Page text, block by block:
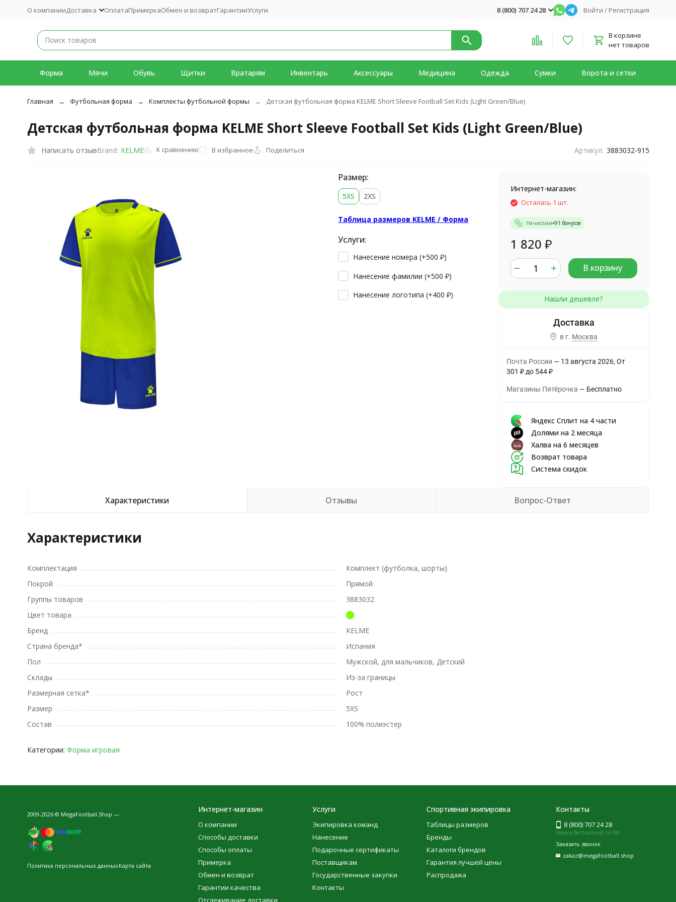
О компанииДоставка ОплатаПримеркаОбмен и возвратГарантииУслуги 8 (800) 707 24 28 Войти / Регистрация
В корзине
нет товаров
Форма Мячи Обувь Щитки Вратарям Инвентарь Аксессуары Медицина Одежда Сумки Ворота и сетки
Главная Футбольная форма Комплекты футбольной формы Детская футбольная форма KELME Short Sleeve Football Set Kids (Light Green/Blue)
Детская футбольная форма KELME Short Sleeve Football Set Kids (Light Green/Blue)
Написать отзывBrand: KELME К сравнению В избранное Поделиться Артикул: 3883032-915
Размер:
5XS 2XS
Таблица размеров KELME / Форма
Услуги:
Нанесение номера (+500 ₽)
Нанесение фамилии (+500 ₽)
Нанесение логотипа (+400 ₽)
Интернет-магазин:
Осталась 1 шт.
Начислим+91 бонусов
1 820 ₽
В корзину
в г. Москва
Почта России 13 августа 2026 От
301 ₽ до 544₽
Магазины Пятёрочка Бесплатно
Яндекс Сплит на 4 части
Долями на 2 месяца
Халва на 6 месяцев
Возврат товара
Система скидок
Характеристики Отзывы Вопрос-Ответ
Характеристики
Комплектация
Комплект (футболка, шорты)
Покрой
Прямой
Группы товаров
3883032
Цвет товара
Бренд
KELME
Страна бренда*
Испания
Пол
Мужской, для мальчиков, Детский
Склады
Из-за границы
Размерная сетка*
Рост
Размер
5XS
Состав
100% полиэстер
Категории: Форма игровая
2009-2026 © MegaFootball.Shop —
Политика персональных данныхКарта сайта
Интернет-магазин
О компании
Способы доставки
Способы оплаты
Примерка
Обмен и возврат
Гарантии качества
Отслеживание доставки
Услуги
Экипировка команд
Нанесение
Подарочные сертификаты
Поставщикам
Государственные закупки
Контакты
Спортивная экипировка
Таблицы размеров
Бренды
Каталоги брендов
Гарантия лучшей цены
Распродажа
Контакты
8 (800) 707 24 28
Звонок бесплатный по РФ
Заказать звонок
zakaz@megafootball.shop